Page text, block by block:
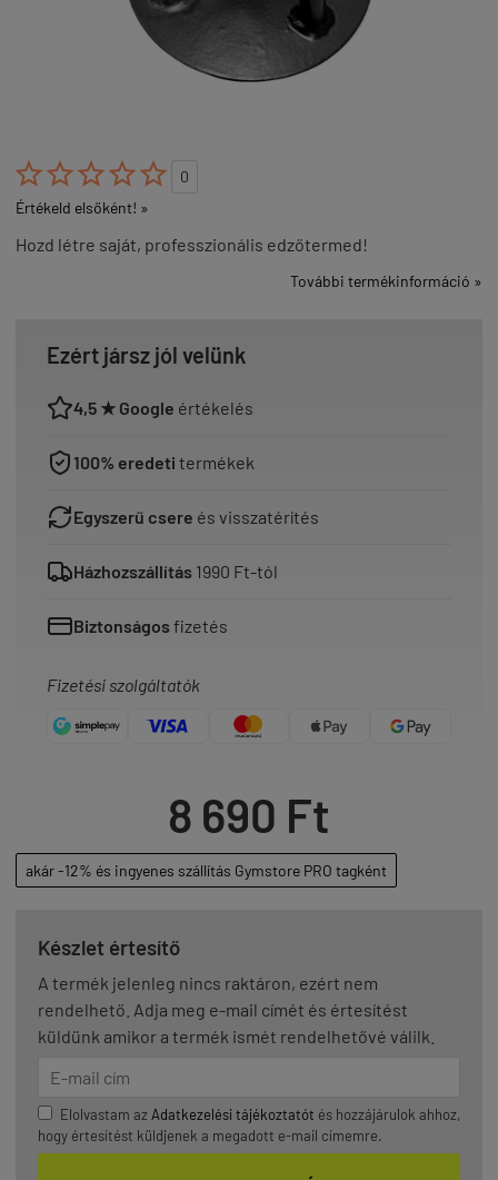

0
Értékeld elsőként! »
Hozd létre saját, professzionális edzőtermed!
További termékinformáció »
Ezért jársz jól velünk
4,5 ★ Google értékelés
100% eredeti termékek
Egyszerű csere és visszatérítés
Házhozszállítás 1990 Ft-tól
Biztonságosfizetés
Fizetési szolgáltatók
8 690 Ft
akár -12% és ingyenes szállítás Gymstore PRO tagként
Készlet értesítő
A termék jelenleg nincs raktáron, ezért nem
rendelhető. Adja meg e-mail címét és értesítést
küldünk amikor a termék ismét rendelhetővé válilk.
Elolvastam az Adatkezelési tájékoztatót és hozzájárulok ahhoz,
hogy értesítést küldjenek a megadott e-mail címemre.